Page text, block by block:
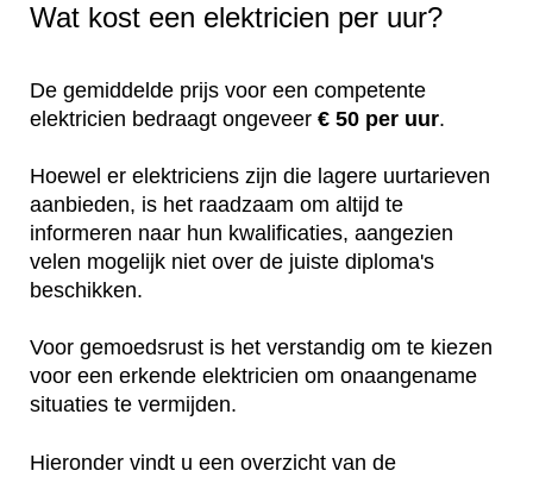
Wat kost een elektricien per uur?
De gemiddelde prijs voor een competente
elektricien bedraagt ongeveer € 50 per uur.
Hoewel er elektriciens zijn die lagere uurtarieven
aanbieden, is het raadzaam om altijd te
informeren naar hun kwalificaties, aangezien
velen mogelijk niet over de juiste diploma's
beschikken.
Voor gemoedsrust is het verstandig om te kiezen
voor een erkende elektricien om onaangename
situaties te vermijden.
Hieronder vindt u een overzicht van de